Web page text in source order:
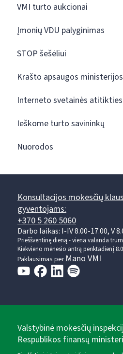
VMI turto aukcionai
Įmonių VDU palyginimas
STOP šešėliui
Krašto apsaugos
Interneto svetainės
Ieškome turto savininkų
Nuorodos
Konsultacijos mokesčių
gyventojams:
+370 5 260 5060
Darbo laikas: I-IV 8.00-17.00, V
Prieššventinę dieną - viena valanda
Kiekvieno mėnesio antrą penktadienį
Paklausimas per Mano VMI
Valstybinė mokesčių
Respublikos finansų